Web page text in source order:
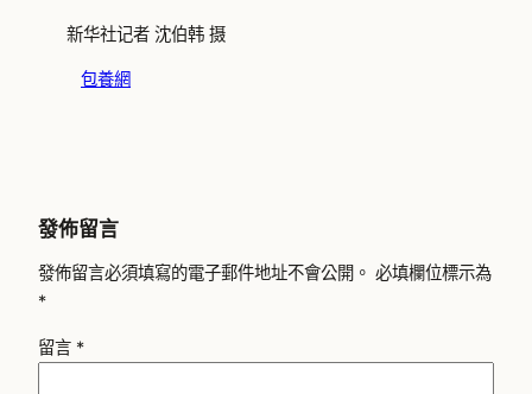
新华社记者 沈伯韩 摄
包養網
發佈留言
發佈留言必須填寫的電子郵件地址不會公開。 必填欄位標示為
*
留言 *